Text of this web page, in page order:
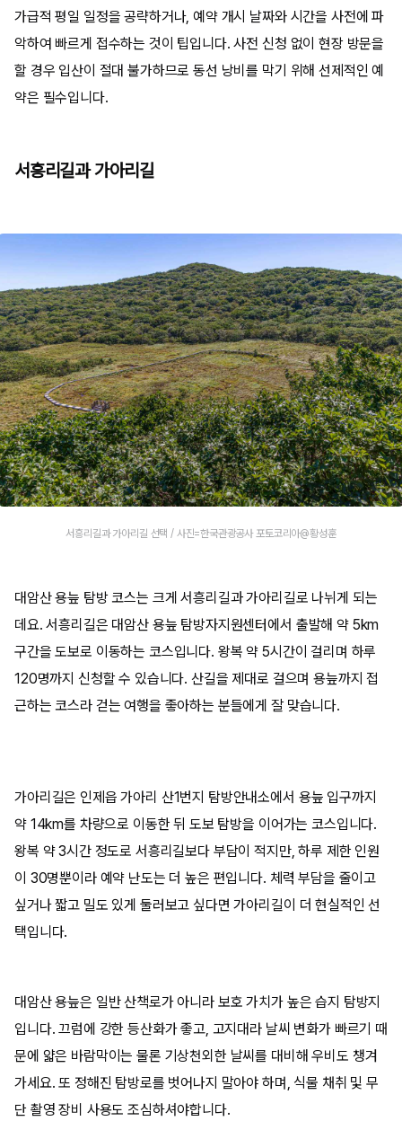
가급적 평일 일정을 공략하거나, 예약 개시 날짜와 시간을 사전에 파
악하여 빠르게 접수하는 것이 팁입니다. 사전 신청 없이 현장 방문을
할 경우 입산이 절대 불가하므로 동선 낭비를 막기 위해 선제적인 예
약은 필수입니다.
서흥리길과 가아리길
서흥리길과 가아리길 선택 / 사진=한국관광공사 포토코리아@황성훈
대암산 용늪 탐방 코스는 크게 서흥리길과 가아리길로 나뉘게 되는
데요. 서흥리길은 대암산 용늪 탐방자지원센터에서 출발해 약 5km
구간을 도보로 이동하는 코스입니다. 왕복 약 5시간이 걸리며 하루
120명까지 신청할 수 있습니다. 산길을 제대로 걸으며 용늪까지 접
근하는 코스라 걷는 여행을 좋아하는 분들에게 잘 맞습니다.
가아리길은 인제읍 가아리 산1번지 탐방안내소에서 용늪 입구까지
약 14km를 차량으로 이동한 뒤 도보 탐방을 이어가는 코스입니다.
왕복 약 3시간 정도로 서흥리길보다 부담이 적지만, 하루 제한 인원
이 30명뿐이라 예약 난도는 더 높은 편입니다. 체력 부담을 줄이고
싶거나 짧고 밀도 있게 둘러보고 싶다면 가아리길이 더 현실적인 선
택입니다.
대암산 용늪은 일반 산책로가 아니라 보호 가치가 높은 습지 탐방지
입니다. 끄럼에 강한 등산화가 좋고, 고지대라 날씨 변화가 빠르기 때
문에 얇은 바람막이는 물론 기상천외한 날씨를 대비해 우비도 챙겨
가세요. 또 정해진 탐방로를 벗어나지 말아야 하며, 식물 채취 및 무
단 촬영 장비 사용도 조심하셔야합니다.